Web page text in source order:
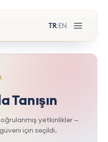
TR|EN
Tanışın
yetkinlikler —
için seçildi.